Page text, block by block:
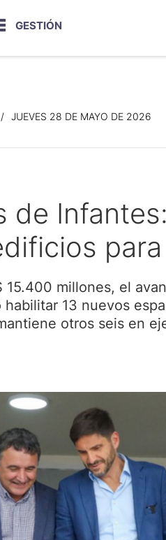
GESTIÓN
JUEVES 28 DE MAYO DE 2026
de
millones, el
13 nuevos
otros seis en